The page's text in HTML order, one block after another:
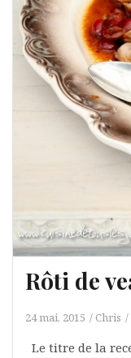
Rôti de
24 mai, 2015 Chris
Le titre de la